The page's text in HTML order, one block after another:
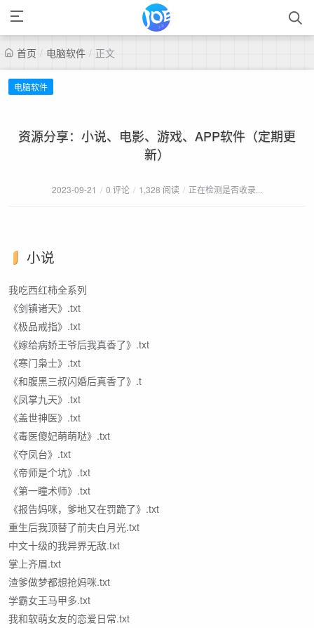
首页 / 电脑软件 / 正文
电脑软件
资源分享：小说、电影、游戏、APP软件（定期更
新）
2023-09-21 / 0 评论 / 1,328 阅读 / 正在检测是否收录...
小说
我吃西红柿全系列
《剑镇诸天》.txt
《极品戒指》.txt
《嫁给病娇王爷后我真香了》.txt
《寒门枭士》.txt
《和腹黑三叔闪婚后真香了》.t
《凤掌九天》.txt
《盖世神医》.txt
《毒医傻妃萌萌哒》.txt
《夺凤台》.txt
《帝师是个坑》.txt
《第一瞳术师》.txt
《报告妈咪，爹地又在罚跪了》.txt
重生后我顶替了前夫白月光.txt
中文十级的我异界无敌.txt
掌上齐眉.txt
渣爹做梦都想抢妈咪.txt
学霸女王马甲多.txt
我和软萌女友的恋爱日常.txt